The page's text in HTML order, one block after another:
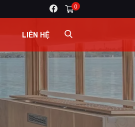
0
LIÊN HỆ